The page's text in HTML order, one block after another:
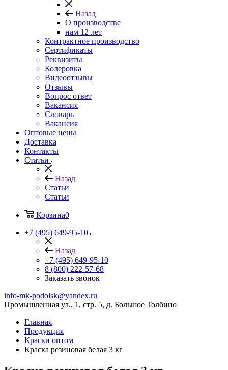
Назад
О производстве
нам 12 лет
Контрактное производство
Сертификаты
Реквизиты
Колеровка
Видеоотзывы
Отзывы
Вопрос ответ
Вакансия
Словарь
Вакансия
Оптовые цены
Доставка
Контакты
Статьи
Назад
Статьи
Статьи
Корзина0
+7 (495) 649-95-10
Назад
+7 (495) 649-95-10
8 (800) 222-57-68
Заказать звонок
info-mk-podolsk@yandex.ru
Промышленная ул., 1, стр. 5, д. Большое Толбино
Главная
Продукция
Краски оптом
Краска резиновая белая 3 кг